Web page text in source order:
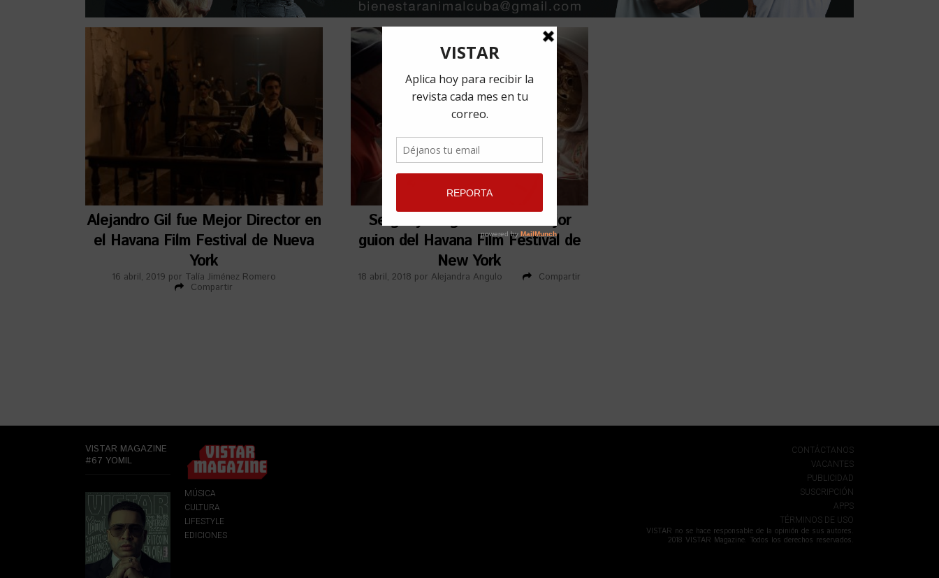
Alejandro Gil fue Mejor Director en
el Havana Film Festival de Nueva
York
16 abril, 2019 por Talía Jiménez Romero
Compartir
Sergio y Serguéi tuvo el mejor
guion del Havana Film Festival de
New York
18 abril, 2018 por Alejandra Angulo Compartir
VISTAR MAGAZINE
#67 YOMIL
MÚSICA
CULTURA
LIFESTYLE
EDICIONES
CONTÁCTANOS
VACANTES
PUBLICIDAD
SUSCRIPCIÓN
APPS
TÉRMINOS DE USO
VISTAR no se hace responsable de la opinión de sus autores.
2018 VISTAR Magazine. Todos los derechos reservados.